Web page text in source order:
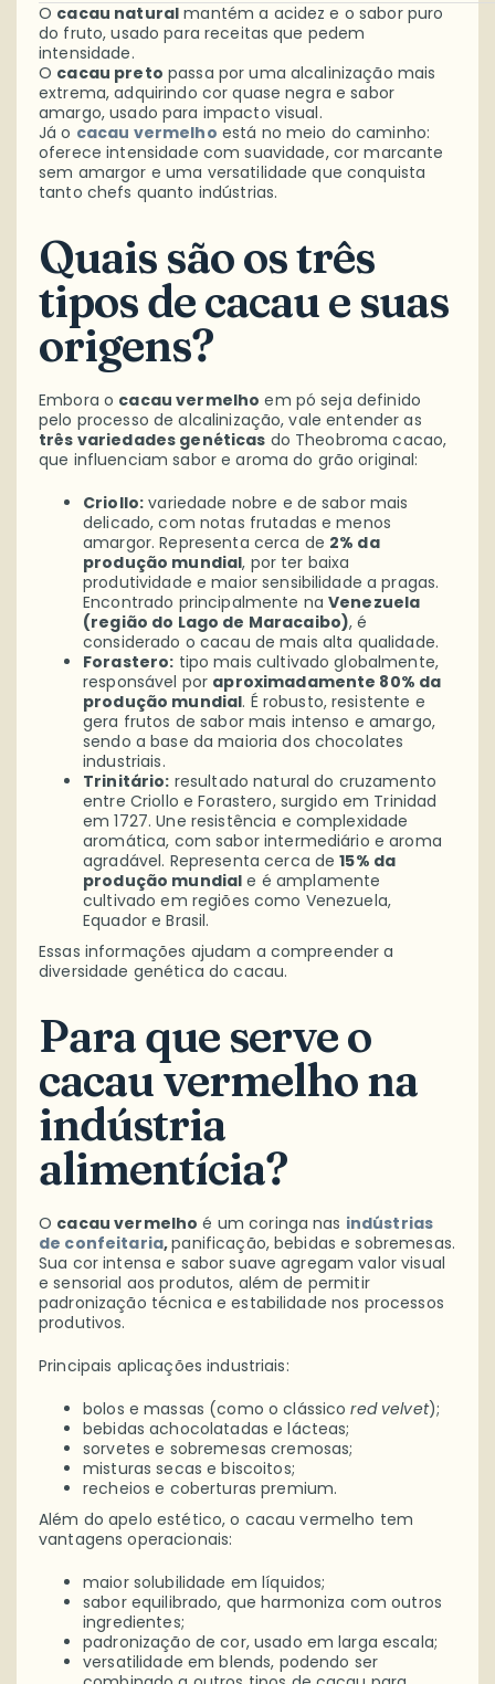
O cacau natural mantém a acidez e o sabor puro
do fruto, usado para receitas que pedem
intensidade.
O cacau preto passa por uma alcalinização mais
extrema, adquirindo cor quase negra e sabor
amargo, usado para impacto visual.
Já o cacau vermelho está no meio do caminho:
oferece intensidade com suavidade, cor marcante
sem amargor e uma versatilidade que conquista
tanto chefs quanto indústrias.
Quais são os três
tipos de cacau e suas
origens?
Embora o cacau vermelho em pó seja definido
pelo processo de alcalinização, vale entender as
três variedades genéticas do Theobroma cacao,
que influenciam sabor e aroma do grão original:
Criollo: variedade nobre e de sabor mais
delicado, com notas frutadas e menos
amargor. Representa cerca de 2% da
produção mundial, por ter baixa
produtividade e maior sensibilidade a pragas.
Encontrado principalmente naVenezuela
(região do Lago de Maracaibo), é
considerado o cacau de mais alta qualidade.
Forastero: tipo mais cultivado globalmente,
responsável por aproximadamente 80% da
produção mundial. É robusto, resistente e
gera frutos de sabor mais intenso e amargo,
sendo a base da maioria dos chocolates
industriais.
Trinitário: resultado natural do cruzamento
entre Criollo e Forastero, surgido em Trinidad
em 1727. Une resistência e complexidade
aromática, com sabor intermediário e aroma
agradável. Representa cerca de15% da
produção mundial e é amplamente
cultivado em regiões como Venezuela,
Equador e Brasil.
Essas informações ajudam a compreender a
diversidade genética do cacau.
Para que serve o
cacau vermelho na
indústria
alimentícia?
O cacau vermelho é um coringa nas indústrias
de confeitaria,panificação, bebidas e sobremesas.
Sua cor intensa e sabor suave agregam valor visual
e sensorial aos produtos, além de permitir
padronização técnica e estabilidade nos processos
produtivos.
Principais aplicações industriais:
bolos e massas (como o clássicored velvet);
bebidas achocolatadas e lácteas;
sorvetes e sobremesas cremosas;
misturas secas e biscoitos;
recheios e coberturas premium.
Além do apelo estético, o cacau vermelho tem
vantagens operacionais:
maior solubilidade em líquidos;
sabor equilibrado, que harmoniza com outros
ingredientes;
padronização de cor, usado em larga escala;
versatilidade em blends, podendo ser